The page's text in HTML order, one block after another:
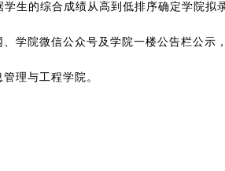
学生的综合成绩从高到低排序确定学院拟
学院微信公众号及学院一楼公告栏公示
理与工程学院。